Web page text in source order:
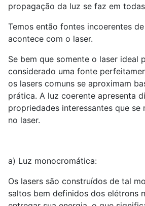
propagação da luz se faz em
Temos então fontes incoerentes
acontece com o laser.
Se bem que somente o laser ideal
considerado uma fonte
os lasers comuns se aproximam
prática. A luz coerente apresenta
propriedades interessantes que se
no laser.
a) Luz monocromática:
Os lasers são construídos de tal
saltos bem definidos dos elétrons